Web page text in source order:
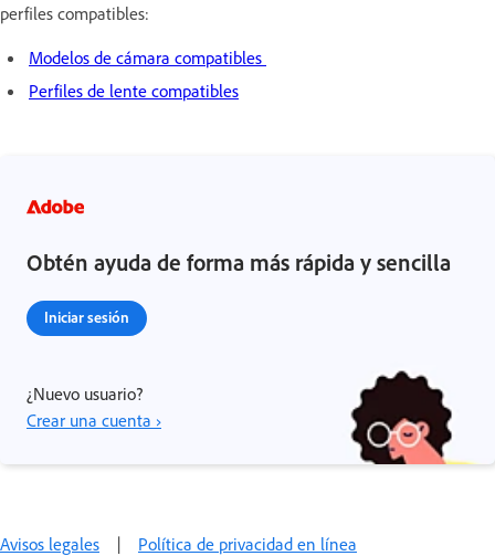
perfiles compatibles:
Modelos de cámara compatibles
Perfiles de lente compatibles
Obtén ayuda de forma más rápida y sencilla
Iniciar sesión
¿Nuevo usuario?
Crear una cuenta ›
Avisos legales | Política de privacidad en línea